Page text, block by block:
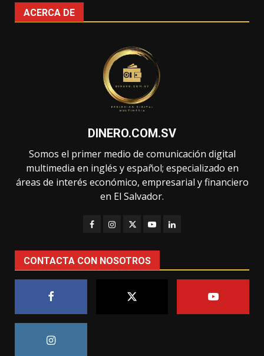
ACERCA DE
DINERO.COM.SV
Somos el primer medio de comunicación digital
multimedia en inglés y español; especializado en
áreas de interés económico, empresarial y financiero
en El Salvador.
CONTACTA CON NOSOTROS